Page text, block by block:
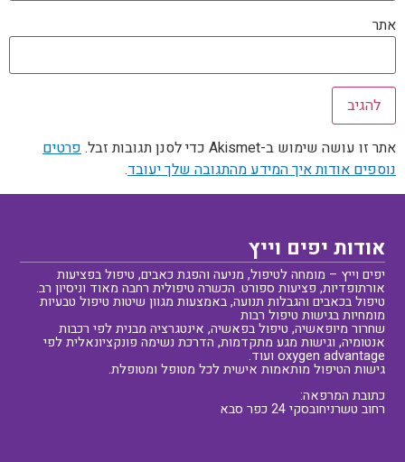
אתר
אתר זו עושה שימוש ב-Akismet כדי לסנן תגובות זבל.
פרטים
נוספים אודות איך המידע מהתגובה שלך יעובד.
אודות יפים וייץ
יפים וייץ – מומחה לטיפול, מניעה והפגת כאבים, טיפול בפציעות
אורתופדיות, פציעות ספורט. הכשרה טיפולית רחבה מאוד וניסיון רב.
טיפול בכאבים והגבלות תנועה, באמצעות מגוון שיטות טיפול טבעיות
מומחיות בגישות טיפול רבות
שחרור מיופאשיה, טיפול בפאשיה, אינטגרציה מבנית לפי רכבות
אנטומיה, וגישות מגע מתקדמות, הדרכת נשימה פונקציונאלית לפי
oxygen advantage ועוד.
גישות הטיפול מותאמות אישית לכל מטופל ומטופלת.
כתובת המרפאה:
רחוב טשרניחובסקי 24 כפר סבא